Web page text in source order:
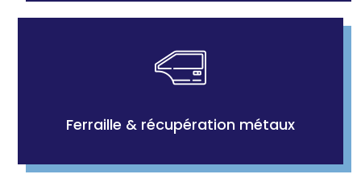
Ferraille & récupération métaux